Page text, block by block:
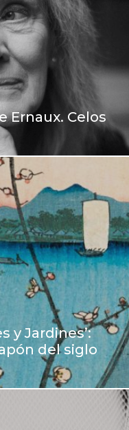
Ernaux. Celos
y Jardines’:
del siglo